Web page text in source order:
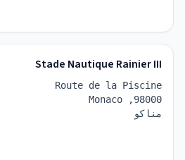
Stade Nautique Rainier III
Route de la Piscine
98000, Monaco
مناكو